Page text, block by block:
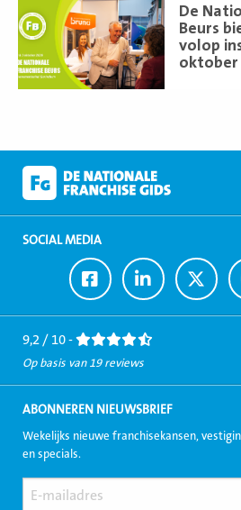
De
Beurs
volop
oktober
meer
SOCIAL MEDIA
Ga
naar
Facebook
Ga
naar
LinkedIn
Ga
naar
Twitter
9,2 / 10 -
Op basis van 19 reviews
ABONNEREN NIEUWSBRIEF
Wekelijks nieuwe franchisekansen,
en specials.